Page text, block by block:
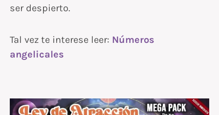
ser despierto.
Tal vez te interese leer: Números
angelicales